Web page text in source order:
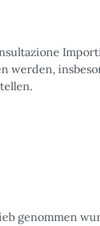
werden,
genommen